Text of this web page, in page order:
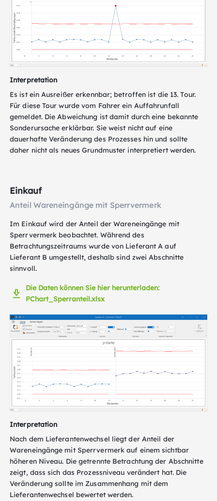
Interpretation
Es ist ein Ausreißer erkennbar; betroffen ist die 13. Tour.
Für diese Tour wurde vom Fahrer ein Auffahrunfall
gemeldet. Die Abweichung ist damit durch eine bekannte
Sonderursache erklärbar. Sie weist nicht auf eine
dauerhafte Veränderung des Prozesses hin und sollte
daher nicht als neues Grundmuster interpretiert werden.
Einkauf
Anteil Wareneingänge mit Sperrvermerk
Im Einkauf wird der Anteil der Wareneingänge mit
Sperrvermerk beobachtet. Während des
Betrachtungszeitraums wurde von Lieferant A auf
Lieferant B umgestellt, deshalb sind zwei Abschnitte
sinnvoll.
Die Daten können Sie hier herunterladen:
PChart_Sperranteil.xlsx
Interpretation
Nach dem Lieferantenwechsel liegt der Anteil der
Wareneingänge mit Sperrvermerk auf einem sichtbar
höheren Niveau. Die getrennte Betrachtung der Abschnitte
zeigt, dass sich das Prozessniveau verändert hat. Die
Veränderung sollte im Zusammenhang mit dem
Lieferantenwechsel bewertet werden.